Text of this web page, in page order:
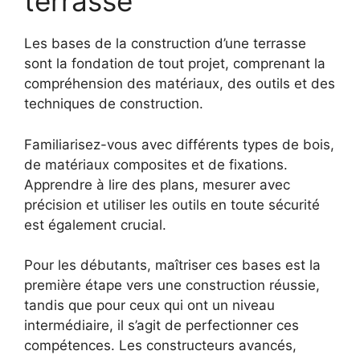
Les bases de la construction d’une terrasse
sont la fondation de tout projet, comprenant la
compréhension des matériaux, des outils et des
techniques de construction.
Familiarisez-vous avec différents types de bois,
de matériaux composites et de fixations.
Apprendre à lire des plans, mesurer avec
précision et utiliser les outils en toute sécurité
est également crucial.
Pour les débutants, maîtriser ces bases est la
première étape vers une construction réussie,
tandis que pour ceux qui ont un niveau
intermédiaire, il s’agit de perfectionner ces
compétences. Les constructeurs avancés,